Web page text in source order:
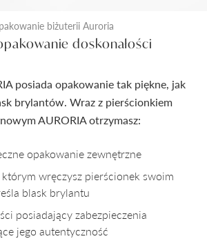
biżuterii Auroria
doskonałości
posiada opakowanie tak piękne, jak
brylantów. Wraz z pierścionkiem
AURORIA otrzymasz:
opakowanie zewnętrzne
którym wręczysz pierścionek swoim
blask brylantu
posiadający zabezpieczenia
jego autentyczność